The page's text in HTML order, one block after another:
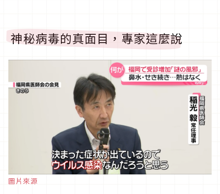
神秘病毒的真面目，專家這麼說
圖片來源